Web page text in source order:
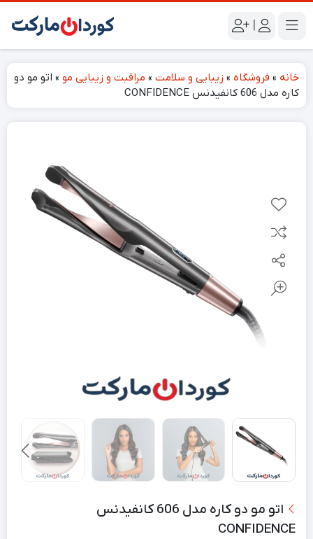
|
خانه » فروشگاه » زیبایی و سلامت » مراقبت و زیبایی مو » اتو مو دو
کاره مدل 606 کانفیدنس CONFIDENCE
اتو مو دو کاره مدل 606 کانفیدنس
CONFIDENCE